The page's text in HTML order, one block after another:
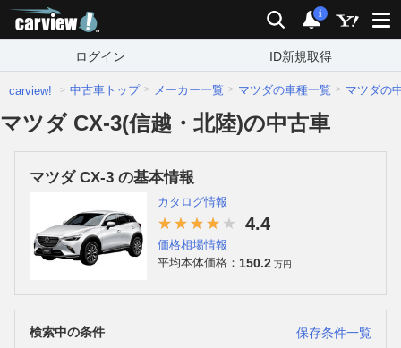
検索 通知
i
ログイン ID新規取得
carview! 中古車トップ メーカー一覧 マツダの車種一覧 マツダの
マツダ CX-3(信越・北陸)の中古車
マツダ CX-3 の基本情報
カタログ情報
4.4
価格相場情報
平均本体価格： 150.2 万円
検索中の条件 保存条件一覧